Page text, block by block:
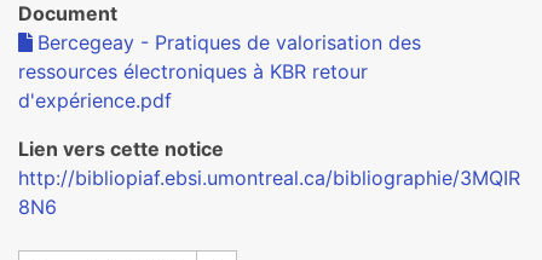
Document
Bercegeay - Pratiques de valorisation des
ressources électroniques à KBR retour
d'expérience.pdf
Lien vers cette notice
http://bibliopiaf.ebsi.umontreal.ca/bibliographie/3MQIR
8N6